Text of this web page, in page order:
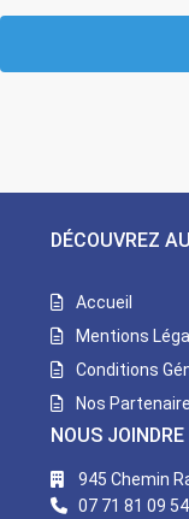
DÉCOUVREZ
Accueil
Mentions
Conditions
Nos
NOUS JOINDRE
945 Chemin
07 71 81 09 54